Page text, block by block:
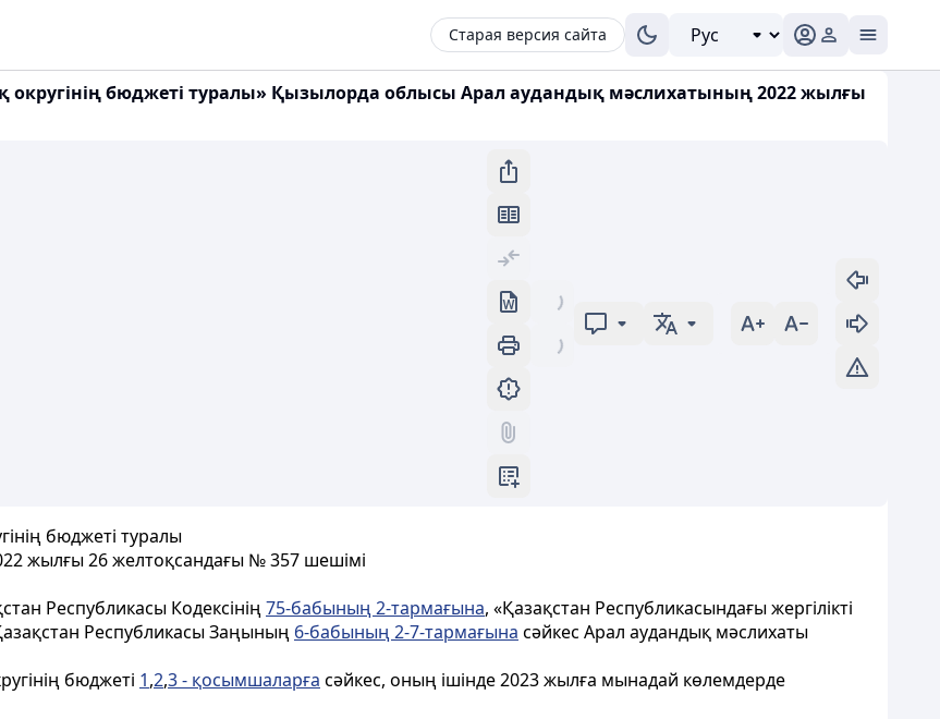
Старая версия сайта
округінің бюджеті туралы» Қызылорда облысы Арал аудандық мәслихатының 2022 жылғы
бюджеті туралы
жылғы 26 желтоқсандағы № 357 шешімі
Республикасы Кодексінің75-бабының 2-тармағына, «Қазақстан Республикасындағы жергілікті
Республикасы Заңының 6-бабының 2-7-тармағына сәйкес Арал аудандық мәслихаты
бюджеті 1,2,3 - қосымшаларға сәйкес, оның ішінде 2023 жылға мынадай көлемдерде